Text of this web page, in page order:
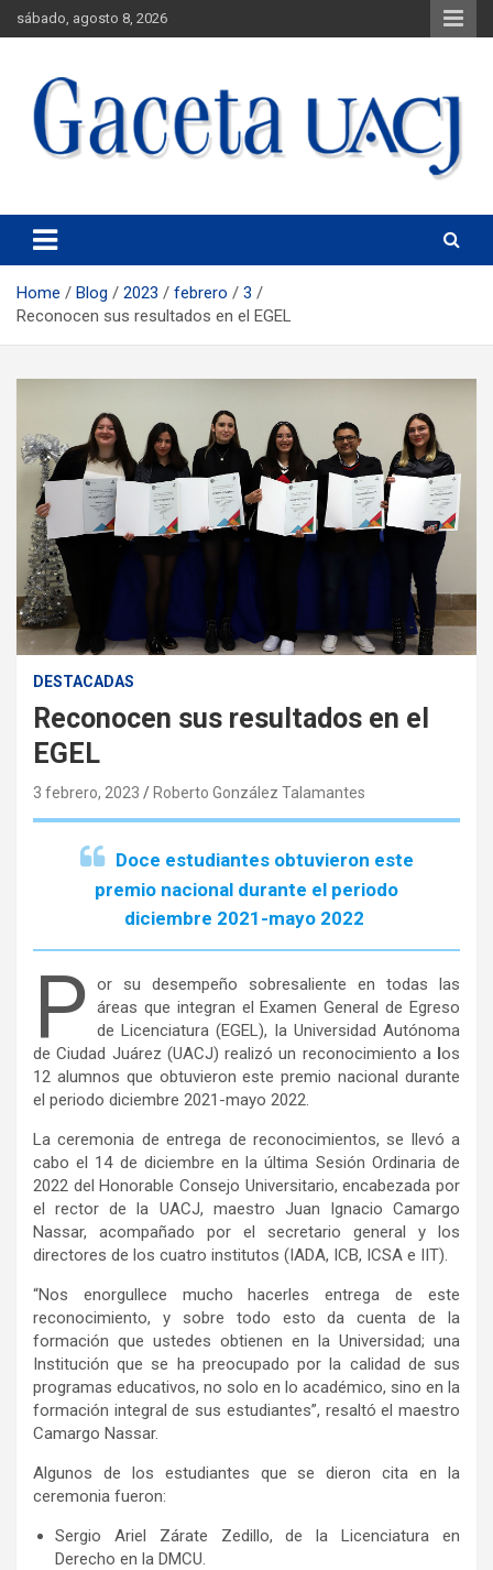
sábado, agosto 8, 2026
Gaceta UACJ
Home Blog 2023 febrero
3
Reconocen sus resultados en el EGEL
DESTACADAS
Reconocen sus resultados en el
EGEL
3 febrero, 2023 Roberto González Talamantes
Doce estudiantes obtuvieron este
premio nacional durante el periodo
diciembre 2021-mayo 2022
P or su desempeño sobresaliente en todas las
áreas que integran el Examen General de Egreso
de Licenciatura (EGEL), la Universidad Autónoma
de Ciudad Juárez (UACJ) realizó un reconocimiento a los
12 alumnos que obtuvieron este premio nacional durante
el periodo diciembre 2021-mayo 2022.
La ceremonia de entrega de reconocimientos, se llevó a
cabo el 14 de diciembre en la última Sesión Ordinaria de
2022 del Honorable Consejo Universitario, encabezada por
el rector de la UACJ, maestro Juan Ignacio Camargo
Nassar, acompañado por el secretario general y los
directores de los cuatro institutos (IADA, ICB, ICSA e IIT).
“Nos enorgullece mucho hacerles entrega de este
reconocimiento, y sobre todo esto da cuenta de la
formación que ustedes obtienen en la Universidad; una
Institución que se ha preocupado por la calidad de sus
programas educativos, no solo en lo académico, sino en la
formación integral de sus estudiantes”, resaltó el maestro
Camargo Nassar.
Algunos de los estudiantes que se dieron cita en la
ceremonia fueron:
Sergio Ariel Zárate Zedillo, de la Licenciatura en
Derecho en la DMCU.